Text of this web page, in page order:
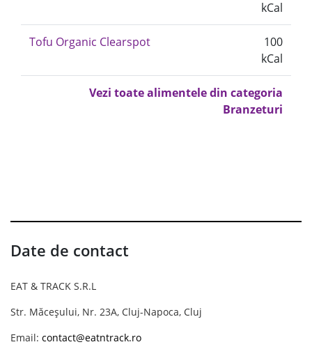
kCal
Tofu Organic Clearspot
100
kCal
Vezi toate alimentele din categoria
Branzeturi
Date de contact
EAT & TRACK S.R.L
Str. Măceșului, Nr. 23A, Cluj-Napoca, Cluj
Email: contact@eatntrack.ro